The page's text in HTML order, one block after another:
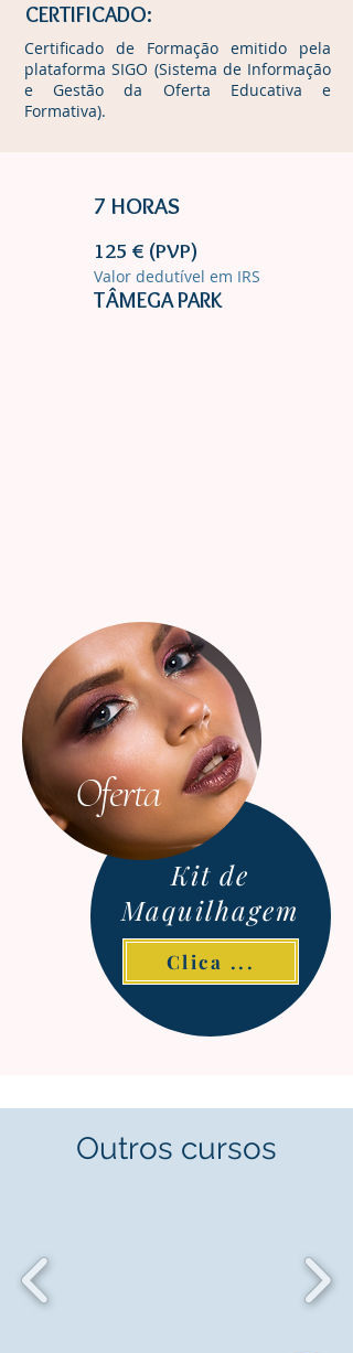
CERTIFICADO:
Certificado de Formação emitido pela
plataforma SIGO (Sistema de Informação
e Gestão da Oferta Educativa e
Formativa).
7 HORAS
125 € (PVP)
Valor dedutível em IRS
TÂMEGA PARK
Clica ...
Oferta
Kit de
Maquilhagem
Outros cursos